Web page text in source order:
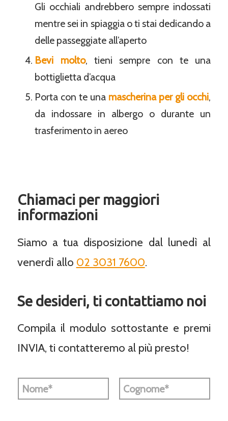
Gli occhiali andrebbero sempre indossati
mentre sei in spiaggia o ti stai dedicando a
delle passeggiate all’aperto
Bevi molto, tieni sempre con te una
bottiglietta d’acqua
Porta con te una mascherina per gli occhi,
da indossare in albergo o durante un
trasferimento in aereo
Chiamaci per maggiori
informazioni
Siamo a tua disposizione dal lunedì al
venerdì allo 02 3031 7600.
Se desideri, ti contattiamo noi
Compila il modulo sottostante e premi
INVIA, ti contatteremo al più presto!
N
o
m